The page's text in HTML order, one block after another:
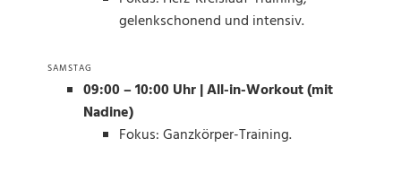
gelenkschonend und intensiv.
SAMSTAG
09:00 – 10:00 Uhr | All-in-Workout (mit
Nadine)
Fokus: Ganzkörper-Training.